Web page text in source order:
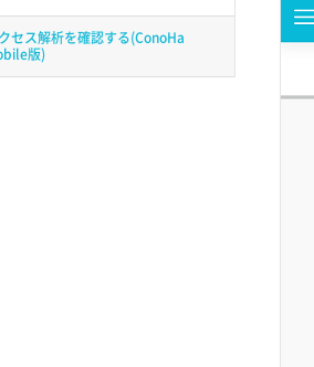
セス解析を確認する(ConoHa
版)